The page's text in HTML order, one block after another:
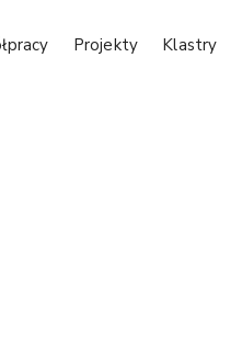
Projekty Klastry